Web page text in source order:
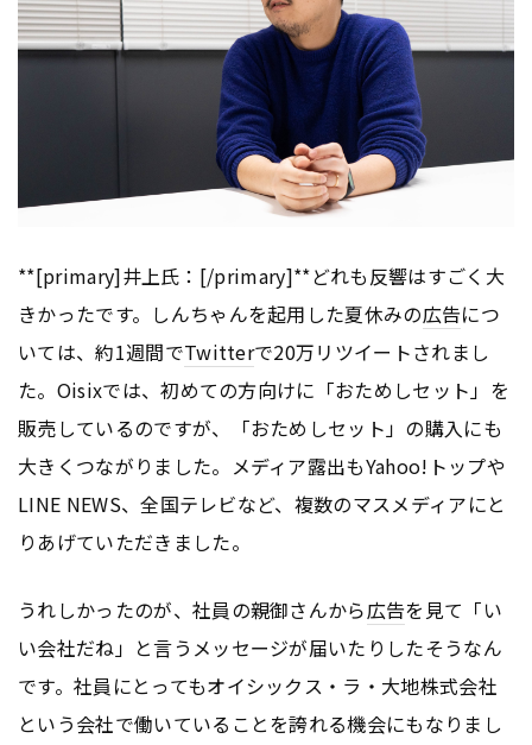
**[primary]井上氏：[/primary]**どれも反響はすごく大
きかったです。しんちゃんを起用した夏休みの広告につ
いては、約1週間でTwitterで20万リツイートされまし
た。Oisixでは、初めての方向けに「おためしセット」を
販売しているのですが、「おためしセット」の購入にも
大きくつながりました。メディア露出もYahoo!トップや
LINE NEWS、全国テレビなど、複数のマスメディアにと
りあげていただきました。
うれしかったのが、社員の親御さんから広告を見て「い
い会社だね」と言うメッセージが届いたりしたそうなん
です。社員にとってもオイシックス・ラ・大地株式会社
という会社で働いていることを誇れる機会にもなりまし